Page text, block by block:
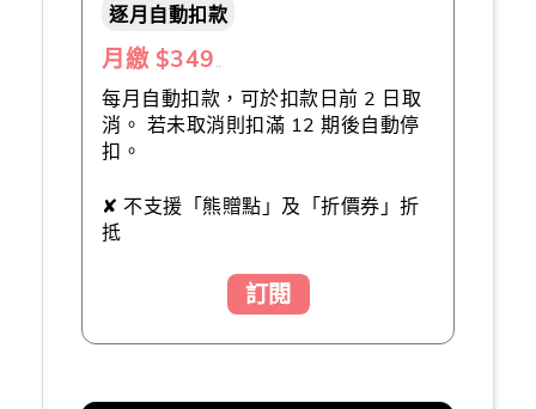
逐月自動扣款
月繳 $349
每月自動扣款，可於扣款日前 2 日取
消。 若未取消則扣滿 12 期後自動停
扣。
✘ 不支援「熊贈點」及「折價券」折
抵
訂閱